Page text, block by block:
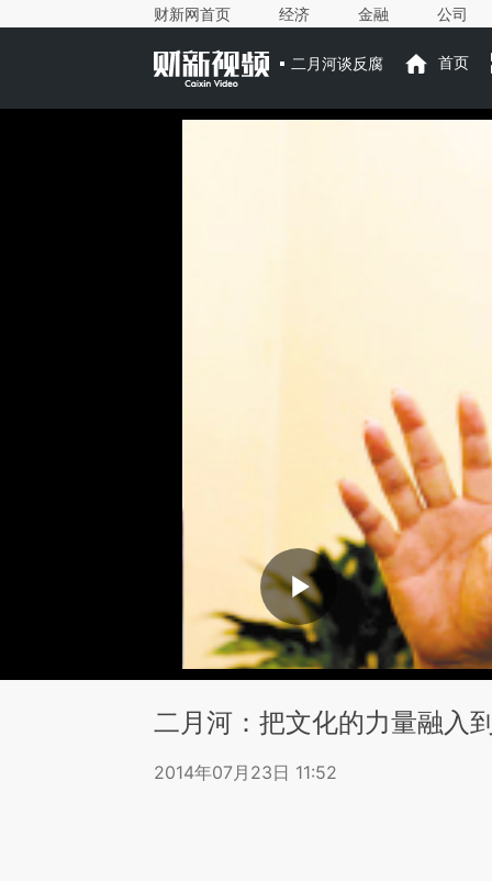
财新网首页 经济 金融 公司
二月河谈反腐 首页
二月河：把文化的力量融入
2014年07月23日 11:52